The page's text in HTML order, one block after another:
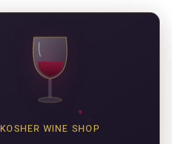
KOSHER WINE SHOP